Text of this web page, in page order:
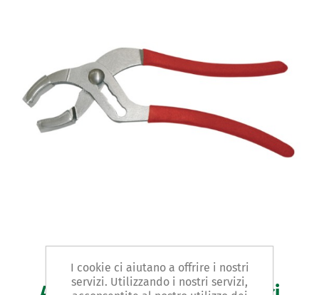
I cookie ci aiutano a offrire i nostri
servizi. Utilizzando i nostri servizi,